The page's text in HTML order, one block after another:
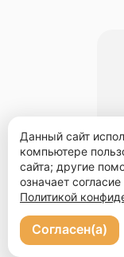
Данный сайт
компьютере
сайта; другие
означает
Политикой
Согласен(а)